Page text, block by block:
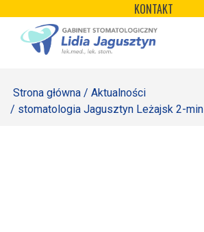
content
KONTAKT
STRONA GŁÓWNA
REJESTRACJA
Strona główna / Aktualności
/ stomatologia Jagusztyn Leżajsk 2-min